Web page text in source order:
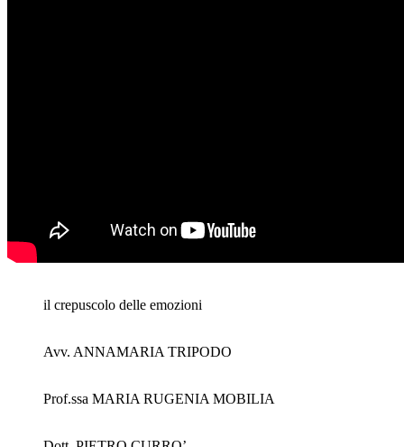
il crepuscolo delle emozioni
Avv. ANNAMARIA TRIPODO
Prof.ssa MARIA RUGENIA MOBILIA